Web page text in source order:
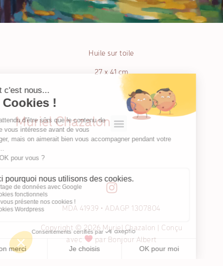
Huile sur toile
27 x 41 cm
Muriel Chazalon
MDA 41939 • ADAGP 1307804
Copyright © 2026 Muriel Chazalon | Conçu
avec
par Bonjour Albert